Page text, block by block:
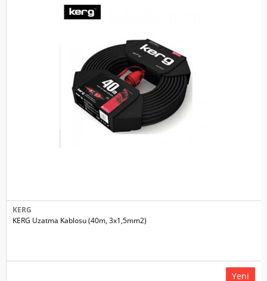
KERG
KERG Uzatma Kablosu (40m, 3x1,5mm2)
Yeni